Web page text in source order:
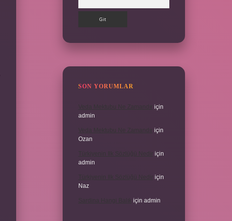
SON YORUMLAR
için
admin
için
Ozan
için
admin
için
Naz
için admin